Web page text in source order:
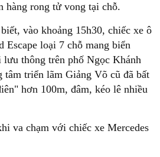
hàng rong tử vong tại chỗ.
vào khoảng 15h30, chiếc xe ô
Escape loại 7 chỗ mang biển
lưu thông trên phố Ngọc Khánh
tâm triển lãm Giảng Võ cũ đã bất
hơn 100m, đâm, kéo lê nhiều
va chạm với chiếc xe Mercedes